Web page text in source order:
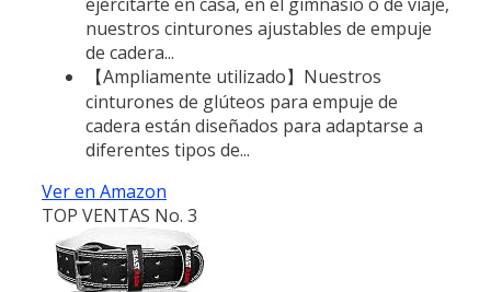
nuestros cinturones ajustables de empuje
de cadera...
【Ampliamente utilizado】Nuestros
cinturones de glúteos para empuje de
cadera están diseñados para adaptarse a
diferentes tipos de...
Ver en Amazon
TOP VENTAS No. 3